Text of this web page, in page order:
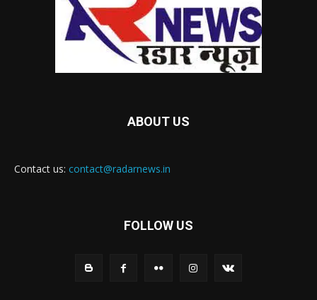
ABOUT US
Contact us: contact@radarnews.in
FOLLOW US